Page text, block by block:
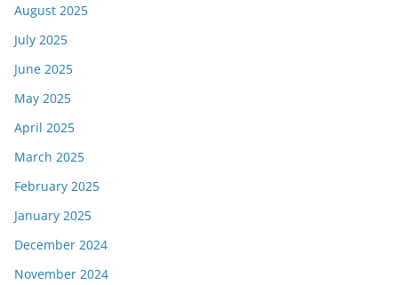
August 2025
July 2025
June 2025
May 2025
April 2025
March 2025
February 2025
January 2025
December 2024
November 2024